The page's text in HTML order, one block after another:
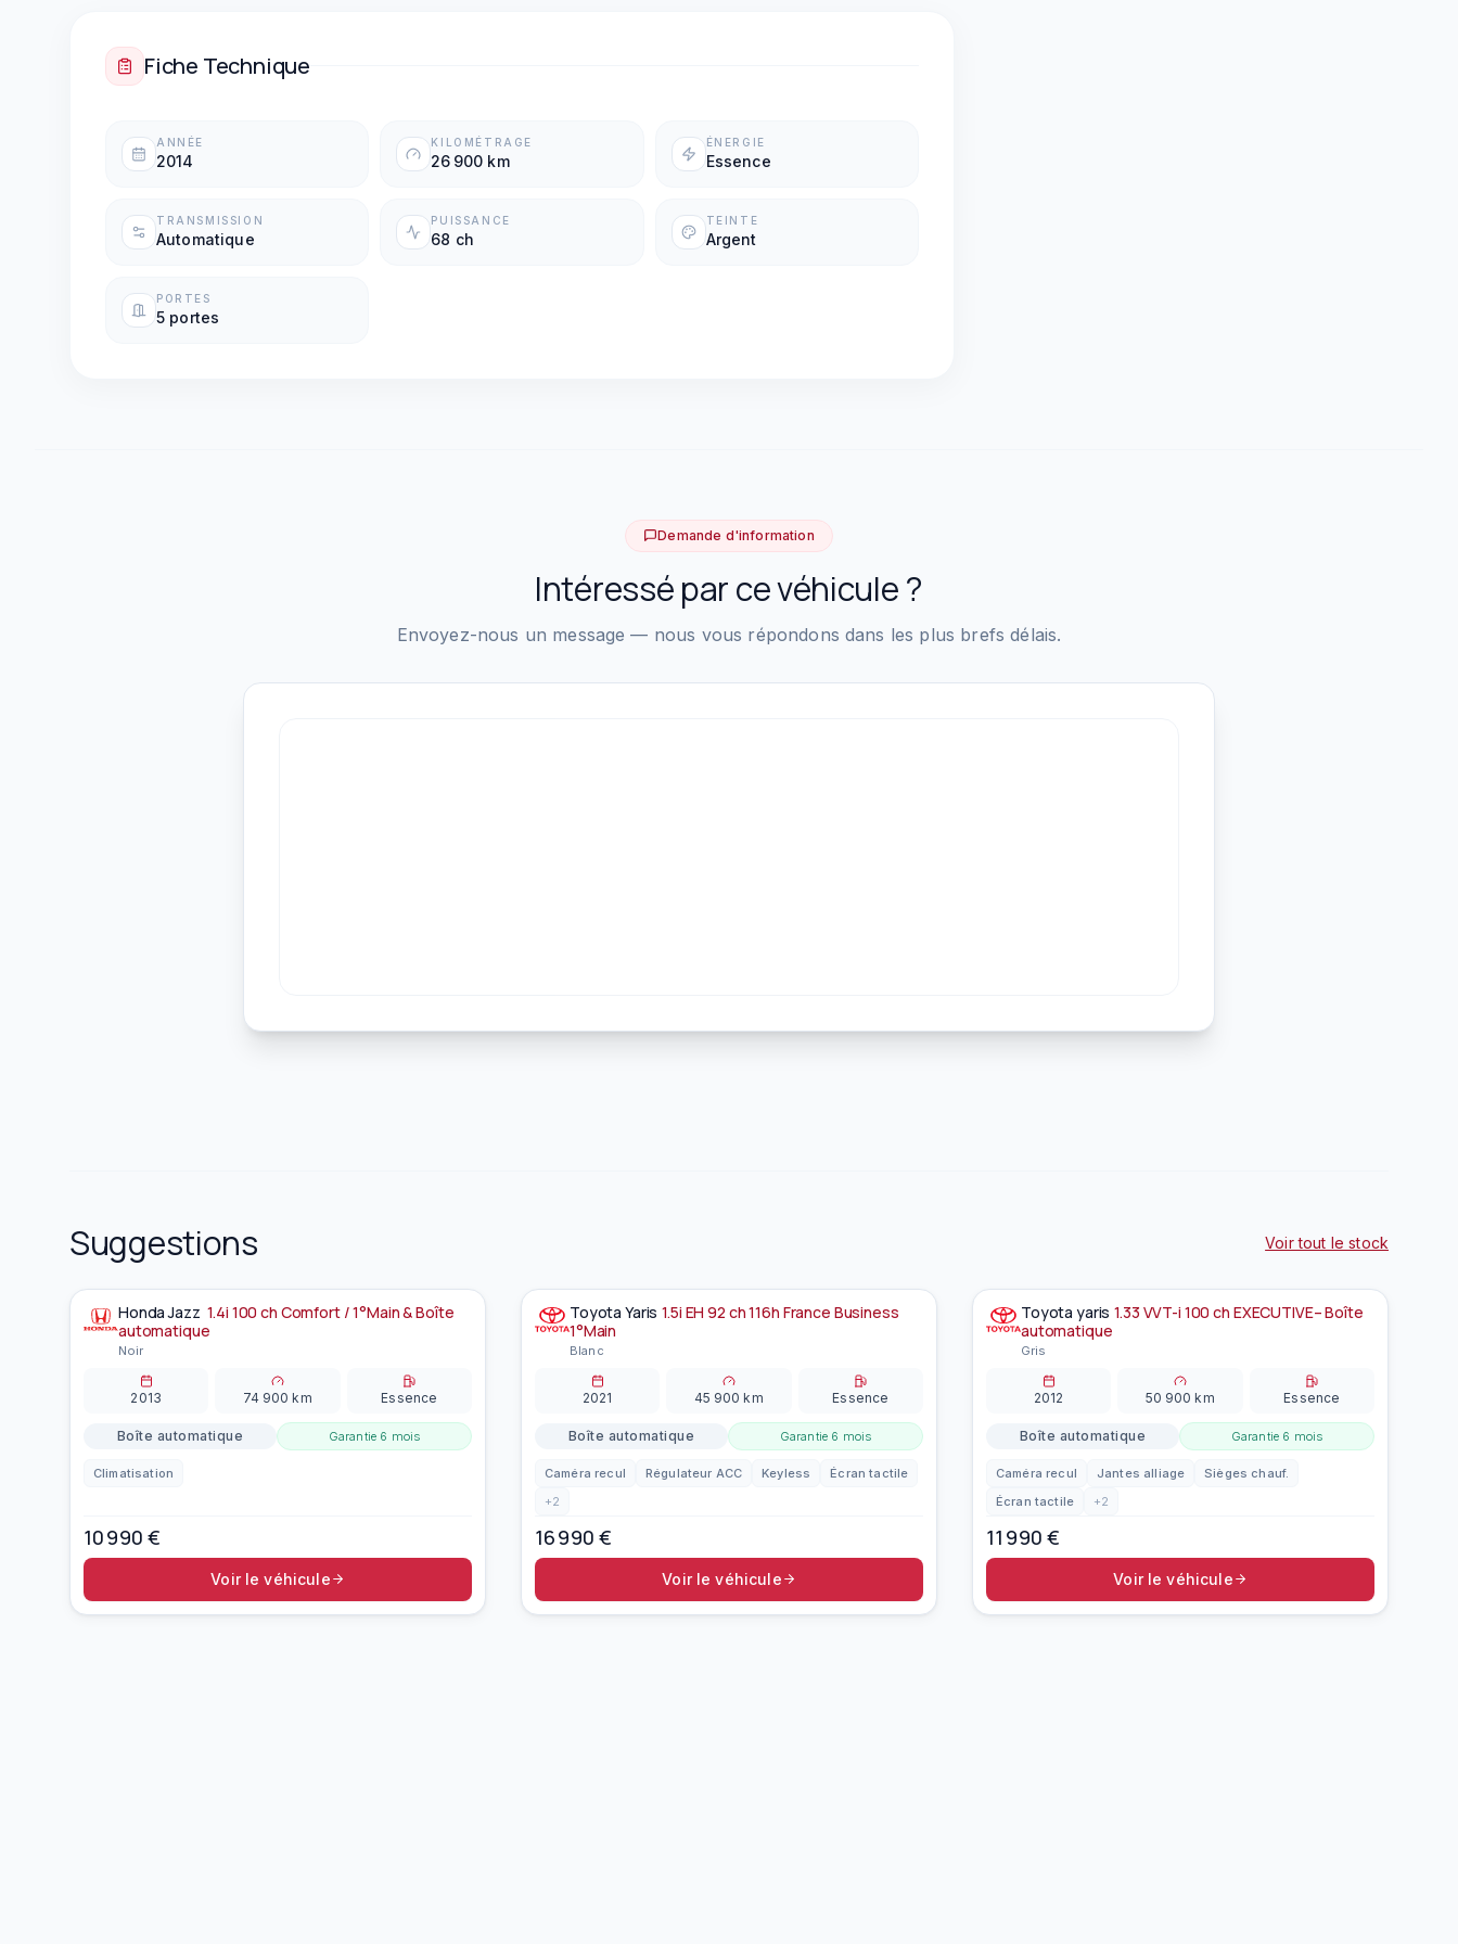
Fiche Technique
ANNÉE
2014
KILOMÉTRAGE
26 900 km
ÉNERGIE
Essence
TRANSMISSION
Automatique
PUISSANCE
68 ch
TEINTE
Argent
PORTES
5 portes
Demande d'information
Intéressé par ce véhicule ?
Envoyez-nous un message — nous vous répondons dans les plus brefs délais.
Suggestions Voir tout le stock
À la une
Honda Jazz 1.4i 100 ch Comfort / 1°Main & Boîte
automatique
Noir
2013 74 900 km Essence
Boîte automatique Garantie 6 mois
Climatisation
10 990 €
Voir le véhicule
À la une EN PRÉPARATION
Toyota Yaris 1.5i EH 92 ch 116h France Business
1°Main
Blanc
2021 45 900 km Essence
Boîte automatique Garantie 6 mois
Caméra recul Régulateur ACC Keyless
Écran tactile
+2
16 990 €
Voir le véhicule
À la une EN PRÉPARATION
Toyota yaris 1.33 VVT-i 100 ch EXECUTIVE– Boîte
automatique
Gris
2012 50 900 km Essence
Boîte automatique Garantie 6 mois
Caméra recul Jantes alliage
Sièges chauf.
Écran tactile
+2
11 990 €
Voir le véhicule